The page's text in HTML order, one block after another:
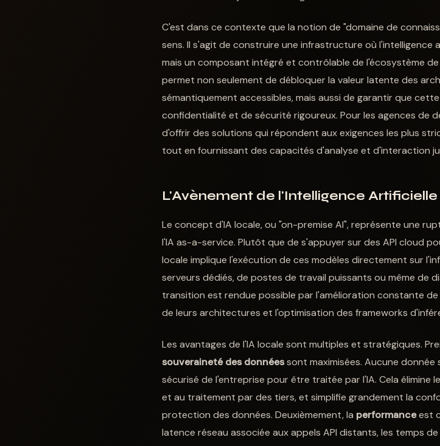
C'est dans ce contexte que la notion de "domaine de
sens. Il s'agit de construire une infrastructure où
mais un composant intégré et contrôlable de l'écosystème
permet non seulement de débloquer la valeur latente des
sémantiquement accessibles, mais aussi de garantir que
confidentialité et de sécurité rigoureux. Pour les agences de
d'offrir des solutions qui répondent aux exigences les plus
tout en fournissant des capacités d'analyse et d'interaction
L'Avènement de l'Intelligence
Le concept d'IA locale, ou "on-premise AI", représente une
l'IA as-a-service. Plutôt que de s'appuyer sur des API cloud
locale implique l'exécution de ces modèles directement sur
serveurs dédiés, de postes de travail puissants ou même de
transition est rendue possible par l'amélioration constante
de leurs architectures et l'optimisation des frameworks
Les avantages de l'IA locale sont multiples et stratégiques.
souveraineté des donnéessont maximisées. Aucune
sécurisé de l'entreprise pour être traitée par l'IA. Cela élimine
et au traitement par des tiers, et simplifie grandement la
protection des données. Deuxièmement, la performanceest
latence réseau associée aux appels API distants, les temps